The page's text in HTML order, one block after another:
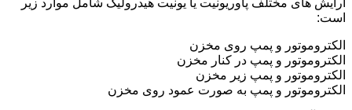
آرایش های مختلف پاوریونیت یا یونیت هیدرولیک شامل موارد زیر
است:
الکتروموتور و پمپ روی مخزن
الکتروموتور و پمپ در کنار مخزن
الکتروموتور و پمپ زیر مخزن
الکتروموتور و پمپ به صورت عمود روی مخزن